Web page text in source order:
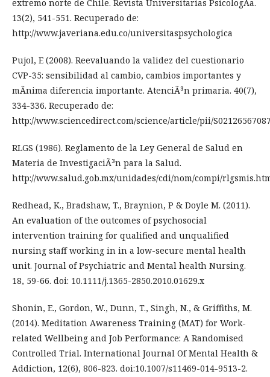
extremo norte de Chile. Revista Universitarias PsicologÃ­a.
13(2), 541-551. Recuperado de:
http://www.javeriana.edu.co/universitaspsychologica
Pujol, E (2008). Reevaluando la validez del cuestionario
CVP-35: sensibilidad al cambio, cambios importantes y
mÃ­nima diferencia importante. AtenciÃ³n primaria. 40(7),
334-336. Recuperado de:
http://www.sciencedirect.com/science/article/pii/
RLGS (1986). Reglamento de la Ley General de Salud en
Materia de InvestigaciÃ³n para la Salud.
http://www.salud.gob.mx/unidades/cdi/nom/compi/
Redhead, K., Bradshaw, T., Braynion, P & Doyle M. (2011).
An evaluation of the outcomes of psychosocial
intervention training for qualified and unqualified
nursing staff working in in a low-secure mental health
unit. Journal of Psychiatric and Mental health Nursing.
18, 59-66. doi: 10.1111/j.1365-2850.2010.01629.x
Shonin, E., Gordon, W., Dunn, T., Singh, N., & Griffiths, M.
(2014). Meditation Awareness Training (MAT) for Work-
related Wellbeing and Job Performance: A Randomised
Controlled Trial. International Journal Of Mental Health &
Addiction, 12(6), 806-823. doi:10.1007/s11469-014-9513-2.